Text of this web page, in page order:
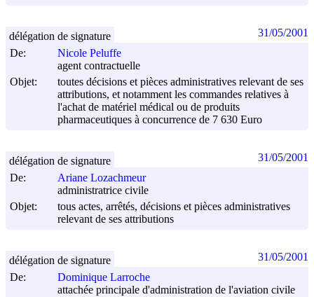
De:
Nicole Peluffe
agent contractuelle
Objet:
toutes décisions et pièces administratives relevant de ses
attributions, et notamment les commandes relatives à
l'achat de matériel médical ou de produits
pharmaceutiques à concurrence de 7 630 Euro
délégation de signature 31/05/2001
De:
Ariane Lozachmeur
administratrice civile
Objet:
tous actes, arrêtés, décisions et pièces administratives
relevant de ses attributions
délégation de signature 31/05/2001
De:
Dominique Larroche
attachée principale d'administration de l'aviation civile
délégation de signature 31/05/2001